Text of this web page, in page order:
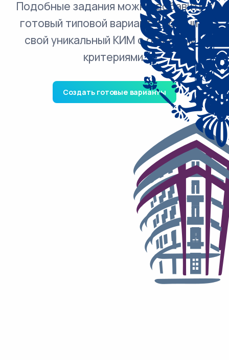
Подобные задания можно добавить в
готовый типовой вариант и получить
свой уникальный КИМ с ответами и
критериями.
Создать готовые варианты